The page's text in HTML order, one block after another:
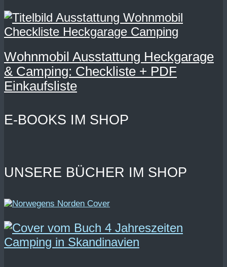
Wohnmobil Ausstattung Heckgarage
& Camping: Checkliste + PDF
Einkaufsliste
E-BOOKS IM SHOP
UNSERE BÜCHER IM SHOP